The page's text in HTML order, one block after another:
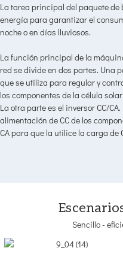
La tarea principal del paquete
energía para garantizar el
noche o en días lluviosos.
La función principal de la
red se divide en dos partes. Una
que se utiliza para regular y
los componentes de la célula
La otra parte es el inversor CC/
alimentación de CC de los
CA para que la utilice la carga de
Sencillo -